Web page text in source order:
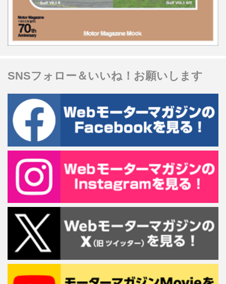
SNSフォロー＆いいね！お願いします